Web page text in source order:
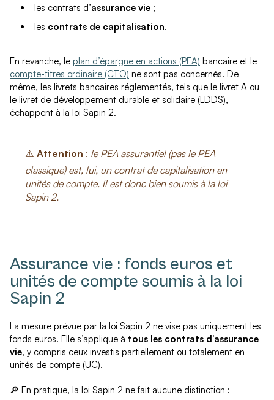
les contrats d’assurance vie ;
les contrats de capitalisation.
En revanche, le plan d’épargne en actions (PEA) bancaire et le
compte-titres ordinaire (CTO) ne sont pas concernés. De
même, les livrets bancaires réglementés, tels que le livret A ou
le livret de développement durable et solidaire (LDDS),
échappent à la loi Sapin 2.
⚠️ Attention : le PEA assurantiel (pas le PEA
classique) est, lui, un contrat de capitalisation en
unités de compte. Il est donc bien soumis à la loi
Sapin 2.
Assurance vie : fonds euros et
unités de compte soumis à la loi
Sapin 2
La mesure prévue par la loi Sapin 2 ne vise pas uniquement les
fonds euros. Elle s’applique à tous les contrats d’assurance
vie, y compris ceux investis partiellement ou totalement en
unités de compte (UC).
🔎 En pratique, la loi Sapin 2 ne fait aucune distinction :